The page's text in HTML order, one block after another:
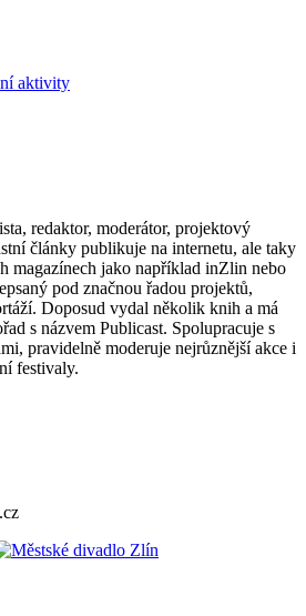
aktivity
redaktor, moderátor, projektový
články publikuje na internetu, ale taky
magazínech jako například inZlin nebo
pod značnou řadou projektů,
Doposud vydal několik knih a má
s názvem Publicast. Spolupracuje s
pravidelně moderuje nejrůznější akce i
festivaly.